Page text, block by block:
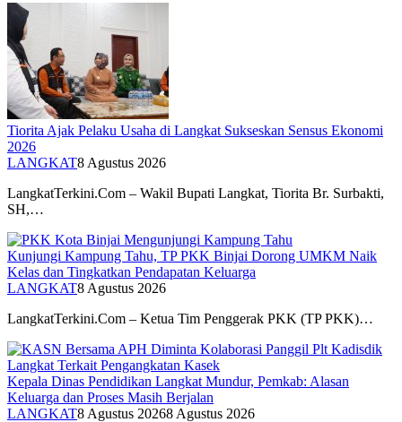
Tiorita Ajak Pelaku Usaha di Langkat Sukseskan Sensus Ekonomi
2026
LANGKAT8 Agustus 2026
LangkatTerkini.Com – Wakil Bupati Langkat, Tiorita Br. Surbakti,
SH,…
Kunjungi Kampung Tahu, TP PKK Binjai Dorong UMKM Naik
Kelas dan Tingkatkan Pendapatan Keluarga
LANGKAT8 Agustus 2026
LangkatTerkini.Com – Ketua Tim Penggerak PKK (TP PKK)…
Kepala Dinas Pendidikan Langkat Mundur, Pemkab: Alasan
Keluarga dan Proses Masih Berjalan
LANGKAT8 Agustus 20268 Agustus 2026